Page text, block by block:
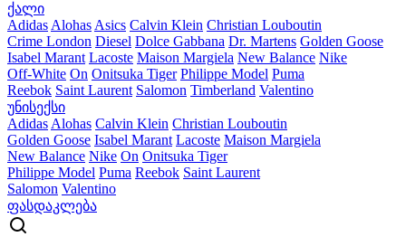
ქალი
Adidas Alohas Asics Calvin Klein Christian Louboutin
Crime London Diesel Dolce Gabbana Dr. Martens Golden Goose
Isabel Marant Lacoste Maison Margiela New Balance Nike
Off-White On Onitsuka Tiger Philippe Model Puma
Reebok Saint Laurent Salomon Timberland Valentino
უნისექსი
Adidas Alohas Calvin Klein Christian Louboutin
Golden Goose Isabel Marant Lacoste Maison Margiela
New Balance Nike On Onitsuka Tiger
Philippe Model Puma Reebok Saint Laurent
Salomon Valentino
ფასდაკლება